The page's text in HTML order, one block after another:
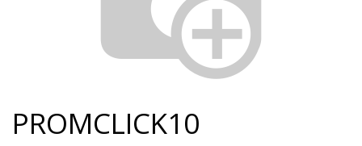
PROMCLICK10